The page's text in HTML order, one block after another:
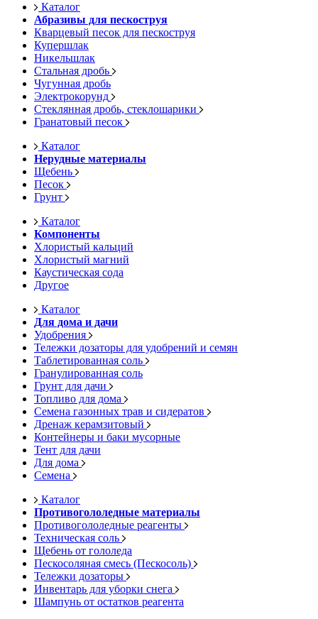
Каталог
Абразивы для пескоструя
Кварцевый песок для пескоструя
Купершлак
Никельшлак
Стальная дробь
Чугунная дробь
Электрокорунд
Стеклянная дробь, стеклошарики
Гранатовый песок
Каталог
Нерудные материалы
Щебень
Песок
Грунт
Каталог
Компоненты
Хлористый кальций
Хлористый магний
Каустическая сода
Другое
Каталог
Для дома и дачи
Удобрения
Тележки дозаторы для удобрений и семян
Таблетированная соль
Гранулированная соль
Грунт для дачи
Топливо для дома
Семена газонных трав и сидератов
Дренаж керамзитовый
Контейнеры и баки мусорные
Тент для дачи
Для дома
Семена
Каталог
Противогололедные материалы
Противогололедные реагенты
Техническая соль
Щебень от гололеда
Пескосоляная смесь (Пескосоль)
Тележки дозаторы
Инвентарь для уборки снега
Шампунь от остатков реагента